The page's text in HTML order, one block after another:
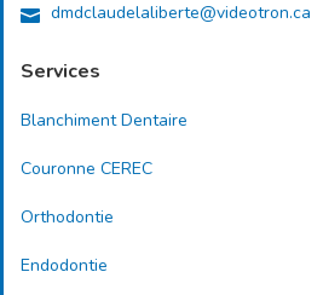
dmdclaudelaliberte@videotron.ca
Services
Blanchiment Dentaire
Couronne CEREC
Orthodontie
Endodontie